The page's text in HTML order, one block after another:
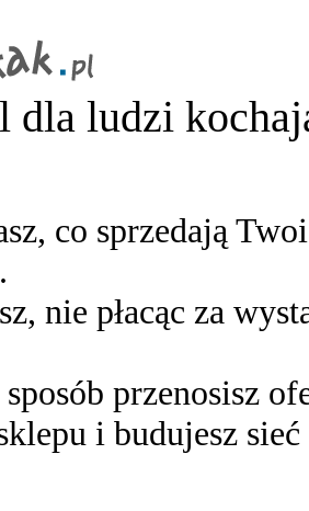
dla ludzi
co sprzedają
nie płacąc za
przenosisz
i budujesz sieć